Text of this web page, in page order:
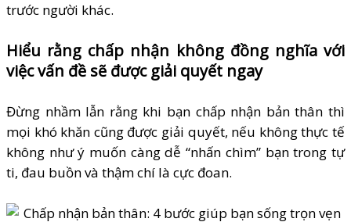
trước người khác.
Hiểu rằng chấp nhận không đồng nghĩa với
việc vấn đề sẽ được giải quyết ngay
Đừng nhầm lẫn rằng khi bạn chấp nhận bản thân thì
mọi khó khăn cũng được giải quyết, nếu không thực tế
không như ý muốn càng dễ “nhấn chìm” bạn trong tự
ti, đau buồn và thậm chí là cực đoan.